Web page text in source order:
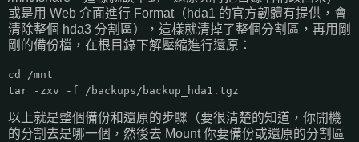
或是用 Web 介面進行 Format（hda1 的官方韌體有提供，會
清除整個 hda3 分割區），這樣就清掉了整個分割區，再用剛
剛的備份檔，在根目錄下解壓縮進行還原：
cd /mnt
tar -zxv -f /backups/backup_hda1.tgz
以上就是整個備份和還原的步驟（要很清楚的知道，你開機
的分割去是哪一個，然後去 Mount 你要備份或還原的分割區